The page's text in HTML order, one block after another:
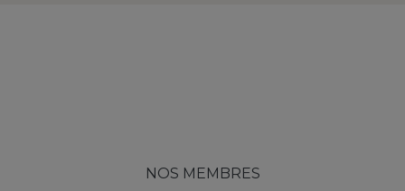
NOS MEMBRES